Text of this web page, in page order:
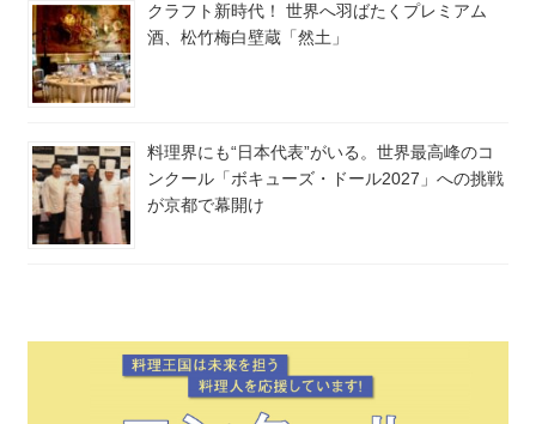
クラフト新時代！ 世界へ羽ばたくプレミアム
酒、松竹梅白壁蔵「然土」
料理界にも“日本代表”がいる。世界最高峰のコ
ンクール「ボキューズ・ドール2027」への挑戦
が京都で幕開け